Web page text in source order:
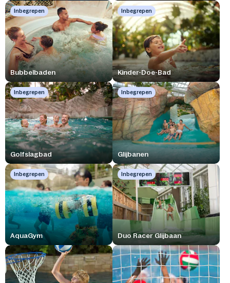
Inbegrepen
Bubbelbaden
Inbegrepen
Kinder-Doe-Bad
Inbegrepen
Golfslagbad
Inbegrepen
Glijbanen
Inbegrepen
AquaGym
Inbegrepen
Duo Racer Glijbaan